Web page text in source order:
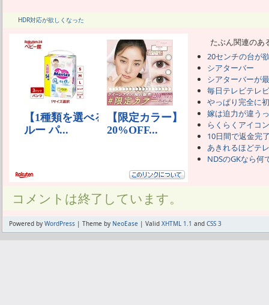
HDR対応が欲しくなった
たぶん関連のあ
20センチの台が
シアターバー
シアターバーが
毎日テレビテレ
やっぱり完全に
嫁は迫力が違う
らくらくアイコ
10日間で返金完
あきれるほどテ
NDSのGKなら何
コメントは終了しています。
Powered by WordPress | Theme by NeoEase | Valid XHTML 1.1 and CSS 3